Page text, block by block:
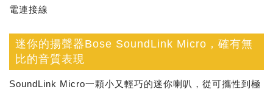
電連接線
迷你的揚聲器Bose SoundLink Micro，確有無
比的音質表現
SoundLink Micro一顆小又輕巧的迷你喇叭，從可攜性到極